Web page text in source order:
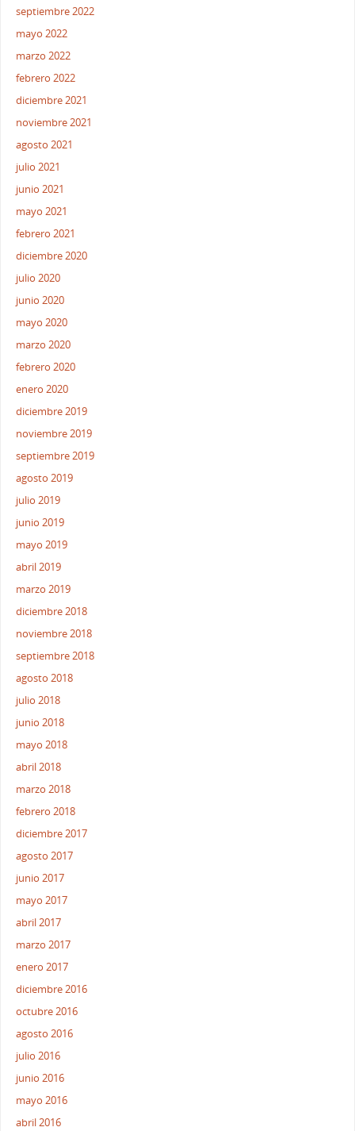
septiembre 2022
mayo 2022
marzo 2022
febrero 2022
diciembre 2021
noviembre 2021
agosto 2021
julio 2021
junio 2021
mayo 2021
febrero 2021
diciembre 2020
julio 2020
junio 2020
mayo 2020
marzo 2020
febrero 2020
enero 2020
diciembre 2019
noviembre 2019
septiembre 2019
agosto 2019
julio 2019
junio 2019
mayo 2019
abril 2019
marzo 2019
diciembre 2018
noviembre 2018
septiembre 2018
agosto 2018
julio 2018
junio 2018
mayo 2018
abril 2018
marzo 2018
febrero 2018
diciembre 2017
agosto 2017
junio 2017
mayo 2017
abril 2017
marzo 2017
enero 2017
diciembre 2016
octubre 2016
agosto 2016
julio 2016
junio 2016
mayo 2016
abril 2016